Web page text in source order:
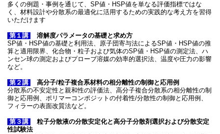
多くの例題・事例を通じて、SP値・HSP値を単なる評価指標ではな
く、材料設計や分散系の最適化に活用するための実践的な考え方を習得
いただけます
第１講
溶解度パラメータの基礎と求め方
SP値・HSP値の基礎と利用法、原子団寄与法によるSP値・HSP値の推
算と適用限界、化合物・粒子および気体のSP値・HSP値の測定法、ハ
ンセン球の測定およびプローブ溶媒の効率的選択法、温度や圧力の影響
など。
第２講
高分子/粒子複合系材料の相分離性の制御と応用例
分散系の不安定性と親和性の評価法、高分子複合分散系の相分離性の制
御と応用例、ポリマーコンポジットの付着性/分散性の制御と応用例、
フィラーの表面改質法など。
第３講
粒子分散液の分散安定化と高分子分散剤選択および分散安定
性試験法